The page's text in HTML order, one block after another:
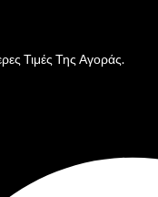
Τιμές Της Αγοράς.